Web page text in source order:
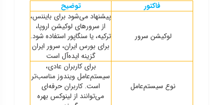
فاکتور
توضیح
لوکیشن سرور
پیشنهاد می‌شود برای بایننس،
از سرورهای لوکیشن اروپا،
ترکیه، یا سنگاپور استفاده شود.
برای بورس ایران، سرور ایران
گزینه ایده‌آل است
نوع سیستم‌عامل
برای کاربران عادی،
سیستم‌عامل ویندوز مناسب‌تر
است. کاربران حرفه‌ای
می‌توانند از لینوکس بهره